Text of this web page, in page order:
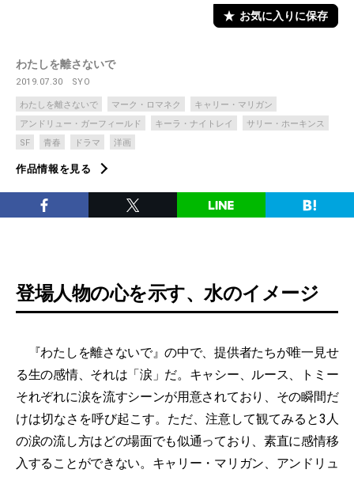
お気に入りに保存
わたしを離さないで
2019.07.30 SYO
わたしを離さないで マーク・ロマネク
キャリー・マリガン
アンドリュー・ガーフィールド
キーラ・ナイトレイ
サリー・ホーキンス
SF
青春 ドラマ 洋画
作品情報を見る
登場人物の心を示す、水のイメージ
『わたしを離さないで』の中で、提供者たちが唯一見せ
る生の感情、それは「涙」だ。キャシー、ルース、トミー
それぞれに涙を流すシーンが用意されており、その瞬間だ
けは切なさを呼び起こす。ただ、注意して観てみると3人
の涙の流し方はどの場面でも似通っており、素直に感情移
入することができない。キャリー・マリガン、アンドリュ